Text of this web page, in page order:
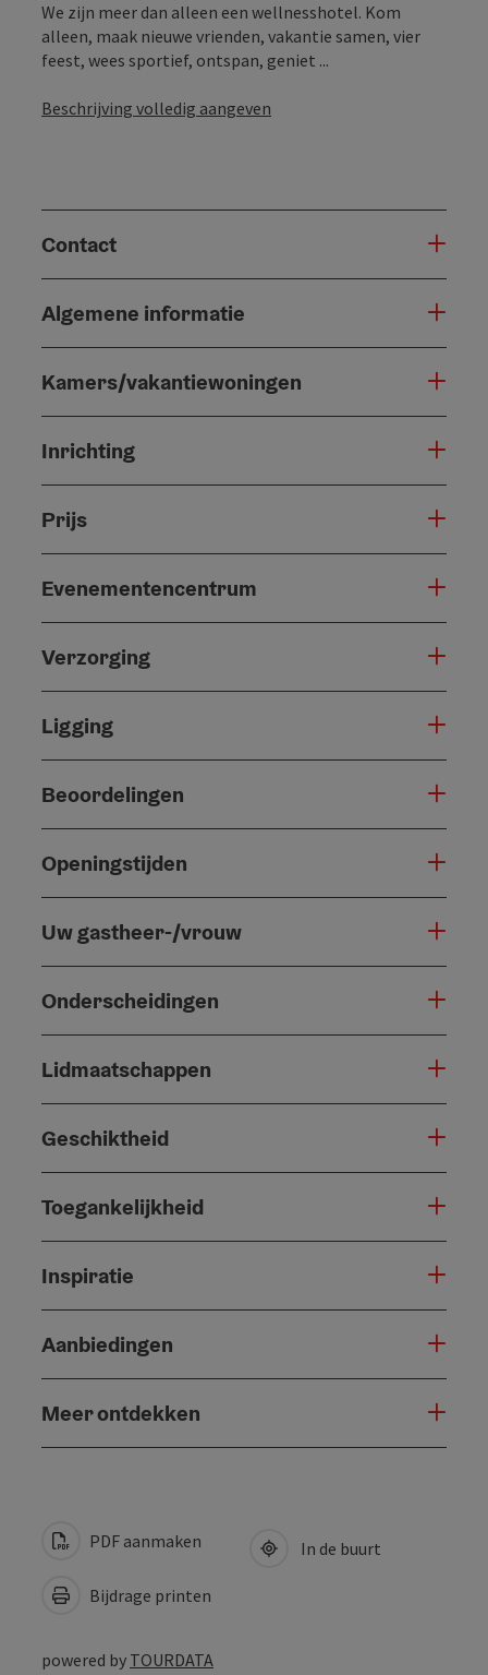
We zijn meer dan alleen een wellnesshotel. Kom
alleen, maak nieuwe vrienden, vakantie samen, vier
feest, wees sportief, ontspan, geniet ...
Beschrijving volledig aangeven
Contact
Algemene informatie
Kamers/vakantiewoningen
Inrichting
Prijs
Evenementencentrum
Verzorging
Ligging
Beoordelingen
Openingstijden
Uw gastheer-/vrouw
Onderscheidingen
Lidmaatschappen
Geschiktheid
Toegankelijkheid
Inspiratie
Aanbiedingen
Meer ontdekken
PDF aanmaken
Bijdrage printen
In de buurt
powered by TOURDATA